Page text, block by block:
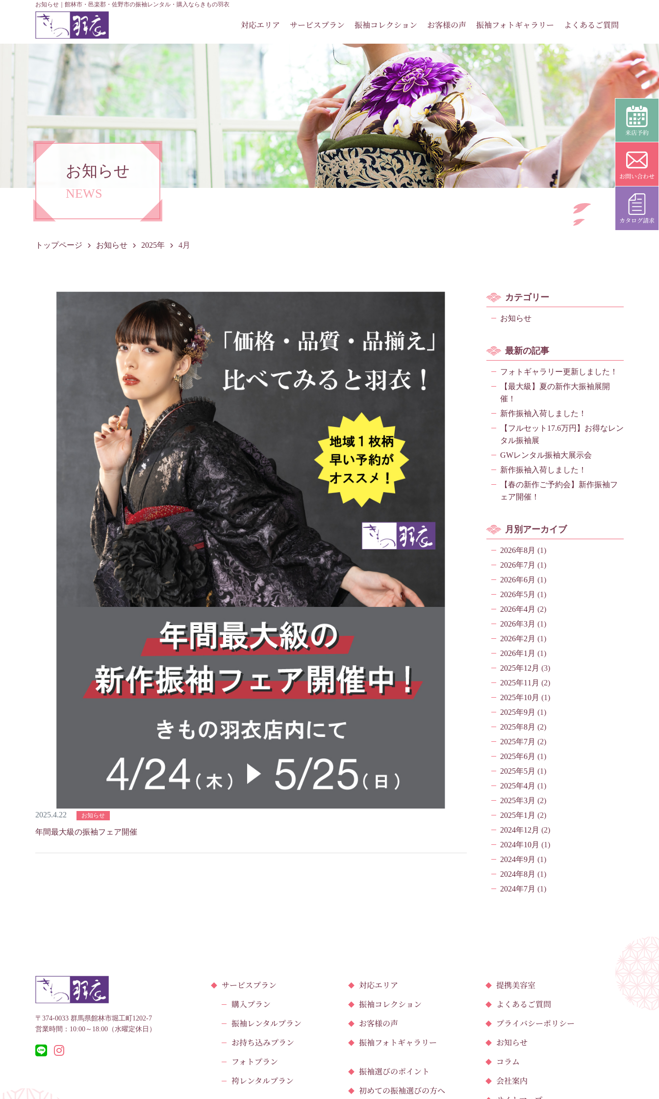
お知らせ｜館林市・邑楽郡・佐野市の振袖レンタル・購入ならきもの羽衣
対応エリア サービスプラン 振袖コレクション お客様の声 振袖フォトギャラリー よくあるご質問
お知らせ
NEWS
トップページ お知らせ 2025年 4月
2025.4.22 お知らせ
年間最大級の振袖フェア開催
カテゴリー
お知らせ
最新の記事
フォトギャラリー更新しました！
【最大級】夏の新作大振袖展開
催！
新作振袖入荷しました！
【フルセット17.6万円】お得なレン
タル振袖展
GWレンタル振袖大展示会
新作振袖入荷しました！
【春の新作ご予約会】新作振袖フ
ェア開催！
月別アーカイブ
2026年8月 (1)
2026年7月 (1)
2026年6月 (1)
2026年5月 (1)
2026年4月 (2)
2026年3月 (1)
2026年2月 (1)
2026年1月 (1)
2025年12月 (3)
2025年11月 (2)
2025年10月 (1)
2025年9月 (1)
2025年8月 (2)
2025年7月 (2)
2025年6月 (1)
2025年5月 (1)
2025年4月 (1)
2025年3月 (2)
2025年1月 (2)
2024年12月 (2)
2024年10月 (1)
2024年9月 (1)
2024年8月 (1)
2024年7月 (1)
〒374-0033 群馬県館林市堀工町1202-7
営業時間：10:00～18:00（水曜定休日）
サービスプラン
購入プラン
振袖レンタルプラン
お持ち込みプラン
フォトプラン
袴レンタルプラン
対応エリア
振袖コレクション
お客様の声
振袖フォトギャラリー
振袖選びのポイント
初めての振袖選びの方へ
提携美容室
よくあるご質問
プライバシーポリシー
お知らせ
コラム
会社案内
来店予約
お問い合わせ
カタログ請求